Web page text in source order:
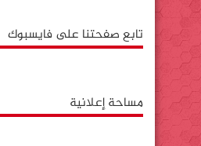
تابع صفحتنا على فايسبوك
مساحة إعلانية